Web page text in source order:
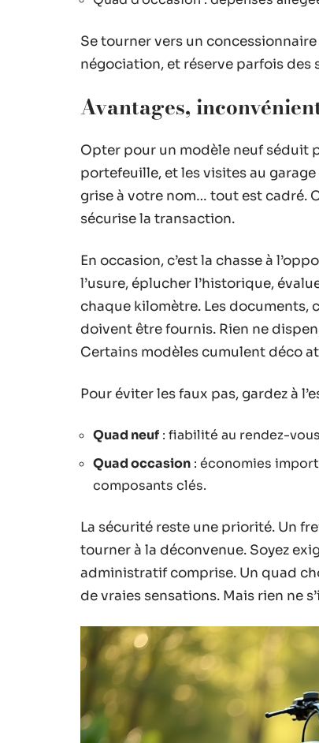
Se tourner vers un
négociation, et réserve parfois des
Avantages,
Opter pour un modèle neuf séduit
portefeuille, et les visites au
grise à votre nom… tout est cadré.
sécurise la transaction.
En occasion, c’est la chasse à
l’usure, éplucher l’historique,
chaque kilomètre. Les documents,
doivent être fournis. Rien ne
Certains modèles cumulent déco
Pour éviter les faux pas, gardez à
Quad neuf : fiabilité au rendez-
Quad occasion : économies
composants clés.
La sécurité reste une priorité. Un
tourner à la déconvenue. Soyez
administratif comprise. Un quad
de vraies sensations. Mais rien ne